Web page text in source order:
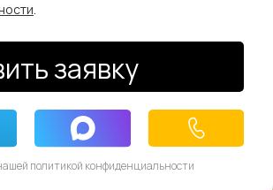
.
заявку
политикой конфиденциальности